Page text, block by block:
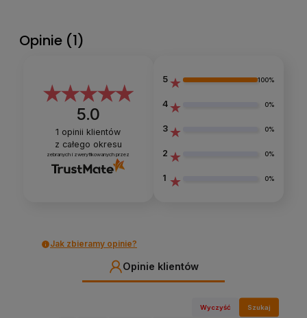
Opinie (1)
5.0
1 opinii klientów
z całego okresu
zebranych i zweryfikowanych przez
5 100%
4 0%
3 0%
2 0%
1 0%
Jak zbieramy opinie?
Opinie klientów
Wyczyść Szukaj